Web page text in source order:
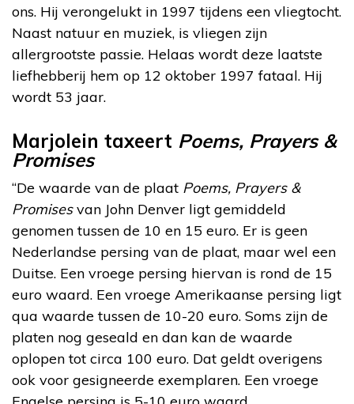
ons. Hij verongelukt in 1997 tijdens een vliegtocht.
Naast natuur en muziek, is vliegen zijn
allergrootste passie. Helaas wordt deze laatste
liefhebberij hem op 12 oktober 1997 fataal. Hij
wordt 53 jaar.
Marjolein taxeert Poems, Prayers &
Promises
“De waarde van de plaat Poems, Prayers &
Promisesvan John Denver ligt gemiddeld
genomen tussen de 10 en 15 euro. Er is geen
Nederlandse persing van de plaat, maar wel een
Duitse. Een vroege persing hiervan is rond de 15
euro waard. Een vroege Amerikaanse persing ligt
qua waarde tussen de 10-20 euro. Soms zijn de
platen nog geseald en dan kan de waarde
oplopen tot circa 100 euro. Dat geldt overigens
ook voor gesigneerde exemplaren. Een vroege